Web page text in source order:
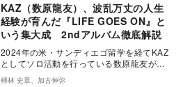
KAZ（数原龍友）、波乱万丈の人生
経験が育んだ『LIFE GOES ON』と
いう集大成 2ndアルバム徹底解説
2024年の米・サンディエゴ留学を経てKAZ
としてソロ活動を行っている数原龍友が、
KAZ名義での2ndアルバム『LIFE GOE…
榑林 史章、加古伸弥